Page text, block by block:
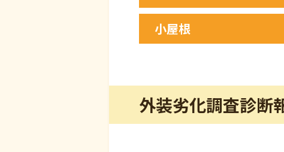
防水層の劣化・破断
水切り金具の劣化・破断・不
出隈・入隈の劣化
小屋根
外部の光漏れ（隙間）
外装劣化調査診断